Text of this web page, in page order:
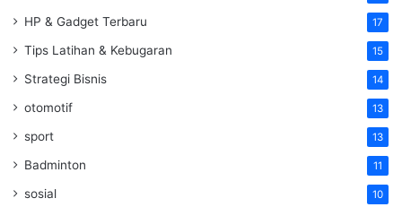
HP & Gadget Terbaru 17
Tips Latihan & Kebugaran 15
Strategi Bisnis 14
otomotif 13
sport 13
Badminton 11
sosial 10